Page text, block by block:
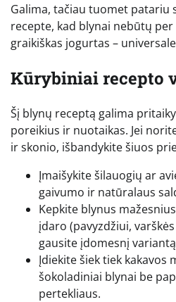
Galima, tačiau tuomet patariu
recepte, kad blynai nebūtų
graikiškas jogurtas –
Kūrybiniai recepto
Šį blynų receptą galima
poreikius ir nuotaikas. Jei
ir skonio, išbandykite šiuos
Įmaišykite šilauogių ar
gaivumo ir natūralaus
Kepkite blynus
įdaro (pavyzdžiui,
gausite įdomesnį
Įdiekite šiek tiek kakavos
šokoladiniai blynai be
pertekliaus.